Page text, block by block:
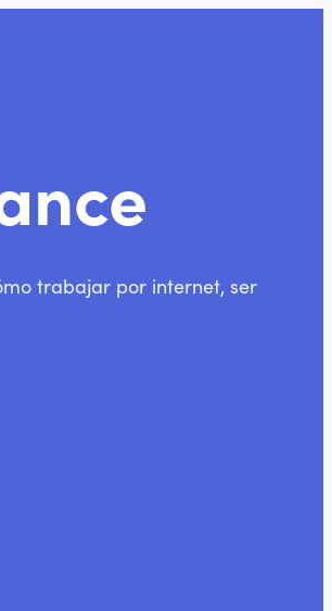
trabajar por internet, ser